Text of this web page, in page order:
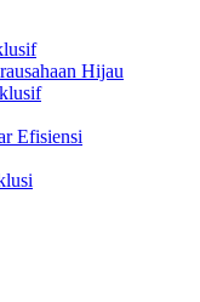
Hijau
Efisiensi